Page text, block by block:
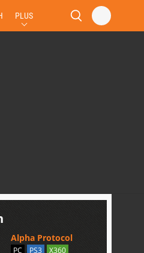
PLUS
Alpha Protocol
PC PS3 X360